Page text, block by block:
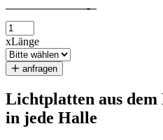
xLänge
anfragen
Lichtplatten aus dem
in jede Halle